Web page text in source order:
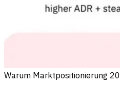
Warum Marktpositionierung